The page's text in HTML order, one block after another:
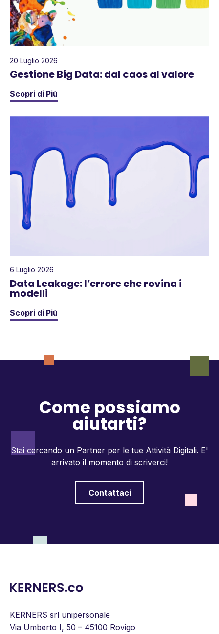
20 Luglio 2026
Gestione Big Data: dal caos al valore
Scopri di Più
6 Luglio 2026
Data Leakage: l’errore che rovina i
modelli
Scopri di Più
Come possiamo
aiutarti?
Stai cercando un Partner per le tue Attività Digitali. E'
arrivato il momento di scriverci!
Contattaci
KERNERS srl unipersonale
Via Umberto I, 50 – 45100 Rovigo